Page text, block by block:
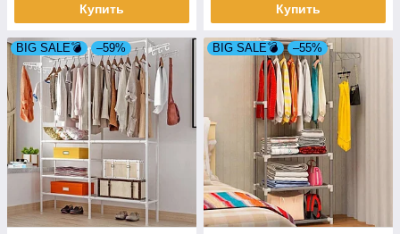
Купить Купить
BIG SALE💣 –59% BIG SALE💣 –55%